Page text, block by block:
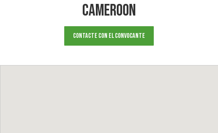
Cameroon
Contacte con el convocante